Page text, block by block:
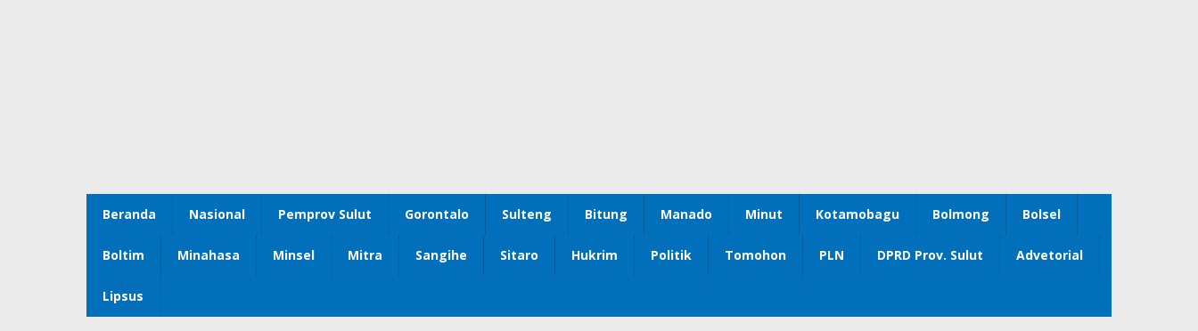
Beranda Nasional Pemprov Sulut Gorontalo Sulteng Bitung Manado Minut Kotamobagu Bolmong Bolsel
Boltim Minahasa Minsel Mitra Sangihe Sitaro Hukrim Politik Tomohon PLN DPRD Prov. Sulut Advetorial
Lipsus